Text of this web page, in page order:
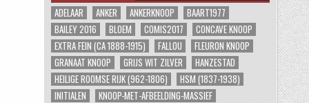
ADELAAR ANKER ANKERKNOOP
BAART1977
BAILEY 2016
BLOEM COMIS2017
CONCAVE KNOOP
EXTRA FEIN (CA 1888-1915)
FALLOU
FLEURON KNOOP
GRANAAT KNOOP
GRIJS WIT ZILVER
HANZESTAD
HEILIGE ROOMSE RIJK (962-1806)
HSM (1837-1938)
INITIALEN
KNOOP-MET-AFBEELDING-MASSIEF